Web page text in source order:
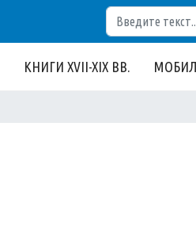
КНИГИ XVII-XIX ВВ.